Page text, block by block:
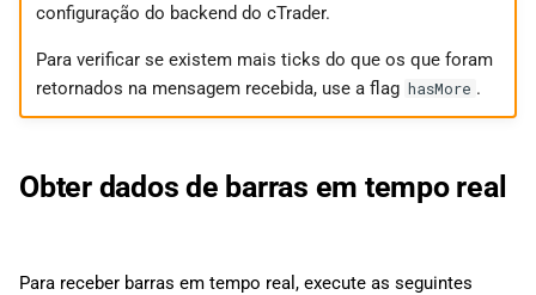
configuração do backend do cTrader.
Para verificar se existem mais ticks do que os que foram
retornados na mensagem recebida, use a flag hasMore .
Obter dados de barras em tempo real
Para receber barras em tempo real, execute as seguintes